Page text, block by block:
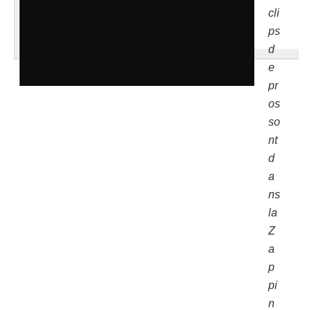
cli
ps
d
e
pr
os
so
nt
d
a
ns
la
Z
a
p
pi
n